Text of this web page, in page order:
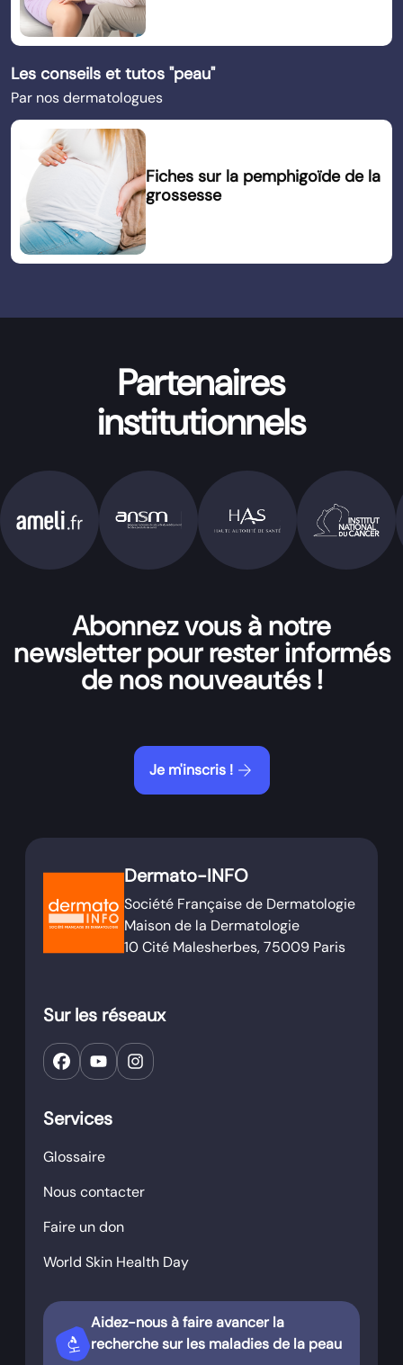
Les conseils et tutos "peau"
Par nos dermatologues
Fiches sur la pemphigoïde de la
grossesse
Partenaires
institutionnels
Abonnez vous à notre
newsletter pour rester informés
de nos nouveautés !
Je m'inscris ! arrow_forward
Dermato-INFO
Société Française de Dermatologie
Maison de la Dermatologie
10 Cité Malesherbes, 75009 Paris
Sur les réseaux
Services
Glossaire
Nous contacter
Faire un don
World Skin Health Day
biotech
Aidez-nous à faire avancer la
recherche sur les maladies de la peau